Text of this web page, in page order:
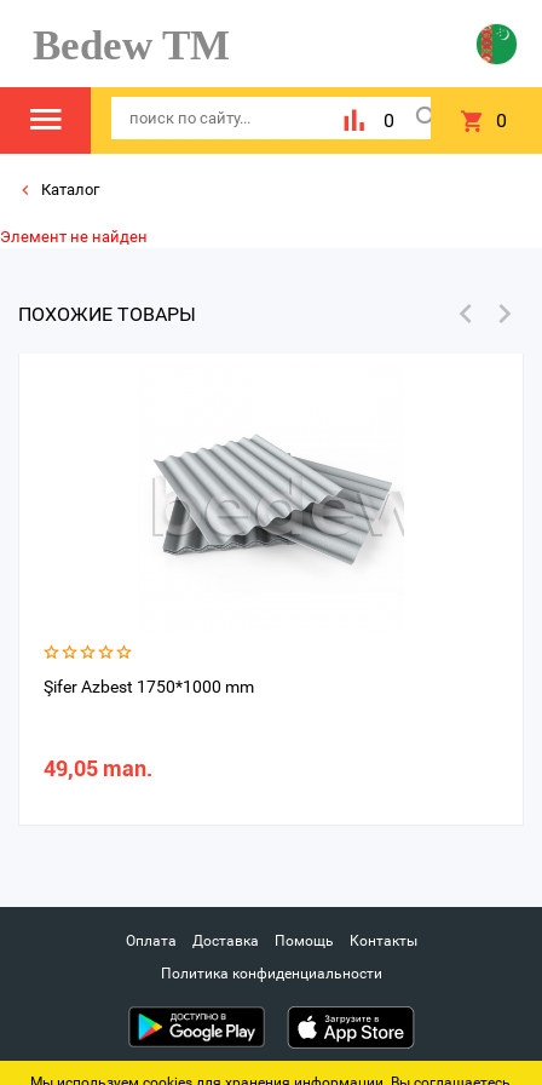
Bedew TM
0 0
Каталог
Элемент не найден
ПОХОЖИЕ ТОВАРЫ
Şifer Azbest 1750*1000 mm
49,05 man.
Оплата Доставка Помощь
Контакты
Политика конфиденциальности